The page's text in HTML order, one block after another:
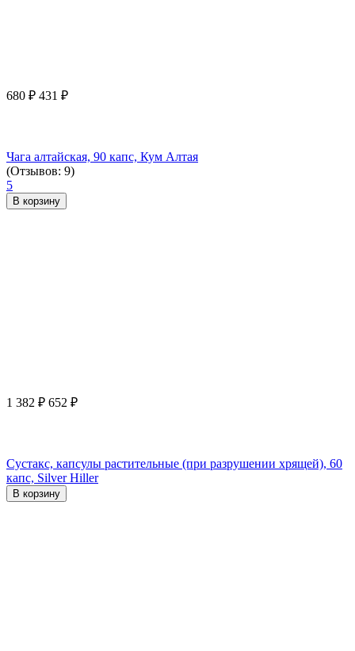
680 ₽ 431 ₽
Чага алтайская, 90 капс, Кум Алтая
(Отзывов: 9)
5
В корзину
1 382 ₽ 652 ₽
Сустакс, капсулы растительные (при разрушении хрящей), 60
капс, Silver Hiller
В корзину